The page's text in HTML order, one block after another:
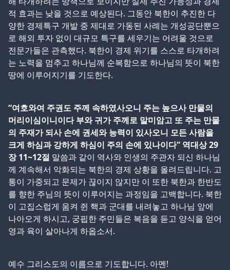
적 효과는 낮을 것으로 예상된다. 그동안 북한이 추진한 다
양한 경제특구 개발 중 제대로 가동된 사례는 개성공단뿐으
로 해외 투자 없이 대규모 특구를 세우기는 어려울 것으로
전문가들은 관측했다. 북한이 경제 위기를 스스로 타개하려
는 노력을 멈추고 하나님께 순복함으로 하나님의 뜻이 북한
땅에 이루어지기를 기도한다.
“여호와여 주권도 주께 속하였사오니 주는 높으사 만물의
머리이심이니이다 부와 귀가 주께로 말미암고 또 주는 만물
의 주재가 되사 손에 권세와 능력이 있사오니 모든 사람을
크게 하심과 강하게 하심이 주의 손에 있나이다” 역대상 29
장 11~12절 말씀과 같이 역사와 인생의 주관자 되신 하나님
께 계속해서 악화되는 북한의 경제 상황을 올려드립니다. 고
통이 가중되고 문제가 끊이지 않지만 이 또한 북한과 한반도
를 향한 주님의 뜻이 이루어지는 과정임을 고백합니다. 북한
이 고집스럽게 움켜 쥔 핵과 군대를 내려놓고 하나님 앞에
나아오게 하시고, 궁핍한 주민들은 복음을 듣고 양식을 얻어
영과 육이 살아나게 하옵소서.
예수 그리스도의 이름으로 기도합니다. 아멘!